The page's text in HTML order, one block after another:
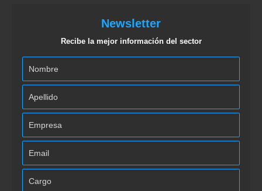
Newsletter
Recibe la mejor información del sector